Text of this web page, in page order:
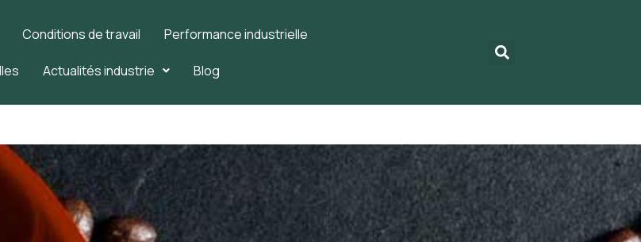
Conditions de travail Performance industrielle
Actualités industrie Blog